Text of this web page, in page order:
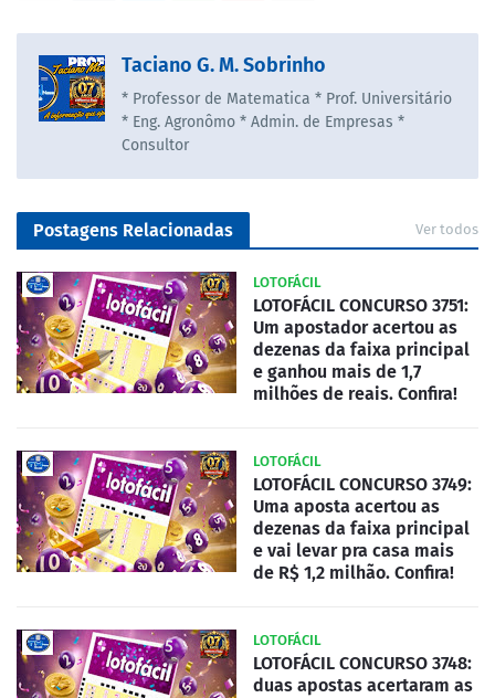
Taciano G. M. Sobrinho
* Professor de Matematica * Prof. Universitário
* Eng. Agronômo * Admin. de Empresas *
Consultor
Postagens Relacionadas Ver todos
LOTOFÁCIL
LOTOFÁCIL CONCURSO 3751:
Um apostador acertou as
dezenas da faixa principal
e ganhou mais de 1,7
milhões de reais. Confira!
LOTOFÁCIL
LOTOFÁCIL CONCURSO 3749:
Uma aposta acertou as
dezenas da faixa principal
e vai levar pra casa mais
de R$ 1,2 milhão. Confira!
LOTOFÁCIL
LOTOFÁCIL CONCURSO 3748:
duas apostas acertaram as